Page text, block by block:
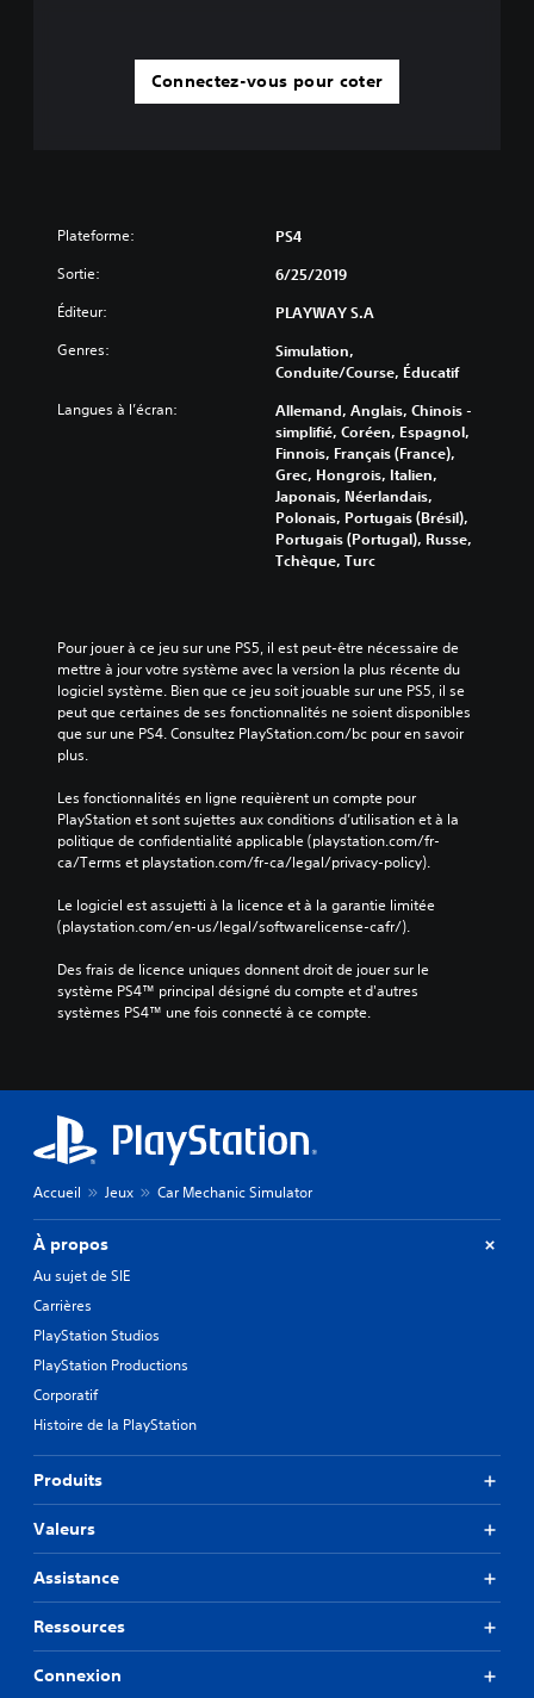
Connectez-vous pour coter
Plateforme: PS4
Sortie: 6/25/2019
Éditeur: PLAYWAY S.A
Genres:
Simulation,
Conduite/course, Éducatif
Langues à l’écran:
Allemand, Anglais, Chinois -
simplifié, Coréen, Espagnol,
Finnois, Français (France),
Grec, Hongrois, Italien,
Japonais, Néerlandais,
Polonais, Portugais (Brésil),
Portugais (Portugal), Russe,
Tchèque, Turc
Pour jouer à ce jeu sur une PS5, il est peut-être nécessaire de
mettre à jour votre système avec la version la plus récente du
logiciel système. Bien que ce jeu soit jouable sur une PS5, il se
peut que certaines de ses fonctionnalités ne soient disponibles
que sur une PS4. Consultez PlayStation.com/bc pour en savoir
plus.
Les fonctionnalités en ligne requièrent un compte pour
PlayStation et sont sujettes aux conditions d’utilisation et à la
politique de confidentialité applicable (playstation.com/fr-
ca/Terms et playstation.com/fr-ca/legal/privacy-policy).
Le logiciel est assujetti à la licence et à la garantie limitée
(playstation.com/en-us/legal/softwarelicense-cafr/).
Des frais de licence uniques donnent droit de jouer sur le
système PS4™ principal désigné du compte et d'autres
systèmes PS4™ une fois connecté à ce compte.
Accueil Jeux Car Mechanic Simulator
À propos
Au sujet de SIE
Carrières
PlayStation Studios
PlayStation Productions
Corporatif
Histoire de la PlayStation
Produits
Valeurs
Assistance
Ressources
Connexion